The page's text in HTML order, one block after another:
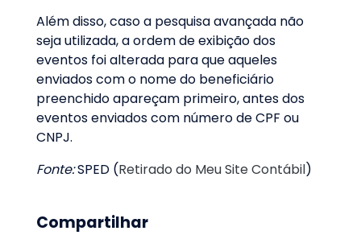
Além disso, caso a pesquisa avançada não
seja utilizada, a ordem de exibição dos
eventos foi alterada para que aqueles
enviados com o nome do beneficiário
preenchido apareçam primeiro, antes dos
eventos enviados com número de CPF ou
CNPJ.
Fonte:SPED (Retirado do Meu Site Contábil)
Compartilhar